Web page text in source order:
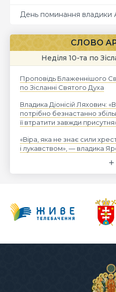
День поминання владики
СЛОВО
Неділя 10-та по
Проповідь Блаженнішого
по Зісланні Святого Духа
Владика Діонісій Ляхович:
потрібно безнастанно
її втратити завжди
«Віра, яка не знає сили
і лукавством», — владика